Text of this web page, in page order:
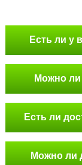
Есть ли у
Можно ли
Есть ли
Можно ли